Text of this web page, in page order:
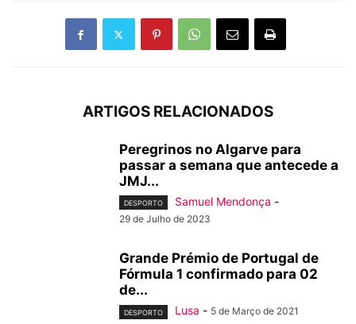
ARTIGOS RELACIONADOS
Peregrinos no Algarve para
passar a semana que antecede a
JMJ...
DESPORTO Samuel Mendonça -
29 de Julho de 2023
Grande Prémio de Portugal de
Fórmula 1 confirmado para 02
de...
DESPORTO Lusa - 5 de Março de 2021